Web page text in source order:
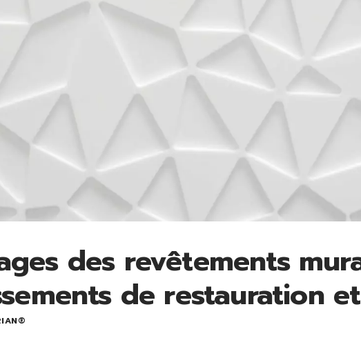
des revêtements
de restauration